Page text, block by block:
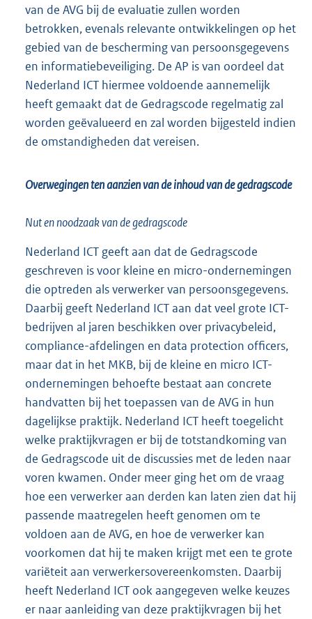
van de AVG bij de evaluatie zullen worden
betrokken, evenals relevante ontwikkelingen op het
gebied van de bescherming van persoonsgegevens
en informatiebeveiliging. De AP is van oordeel dat
Nederland ICT hiermee voldoende aannemelijk
heeft gemaakt dat de Gedragscode regelmatig zal
worden geëvalueerd en zal worden bijgesteld indien
de omstandigheden dat vereisen.
Overwegingen ten aanzien van de inhoud van de gedragscode
Nut en noodzaak van de gedragscode
Nederland ICT geeft aan dat de Gedragscode
geschreven is voor kleine en micro-ondernemingen
die optreden als verwerker van persoonsgegevens.
Daarbij geeft Nederland ICT aan dat veel grote ICT-
bedrijven al jaren beschikken over privacybeleid,
compliance-afdelingen en data protection officers,
maar dat in het MKB, bij de kleine en micro ICT-
ondernemingen behoefte bestaat aan concrete
handvatten bij het toepassen van de AVG in hun
dagelijkse praktijk. Nederland ICT heeft toegelicht
welke praktijkvragen er bij de totstandkoming van
de Gedragscode uit de discussies met de leden naar
voren kwamen. Onder meer ging het om de vraag
hoe een verwerker aan derden kan laten zien dat hij
passende maatregelen heeft genomen om te
voldoen aan de AVG, en hoe de verwerker kan
voorkomen dat hij te maken krijgt met een te grote
variëteit aan verwerkersovereenkomsten. Daarbij
heeft Nederland ICT ook aangegeven welke keuzes
er naar aanleiding van deze praktijkvragen bij het